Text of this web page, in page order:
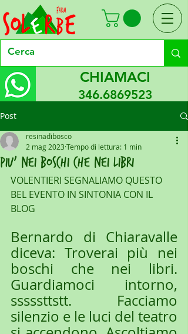
CHIAMACI
346.6869523
Post
PIU’ NEI BOSCHI CHE NEI LIBRI
resinadibosco
2 mag 2023 Tempo di lettura: 1 min
VOLENTIERI SEGNALIAMO QUESTO
BEL EVENTO IN SINTONIA CON IL
BLOG
Bernardo di Chiaravalle
diceva: Troverai più nei
boschi che nei libri.
Guardiamoci intorno,
sssssttstt. Facciamo
silenzio e le luci del teatro